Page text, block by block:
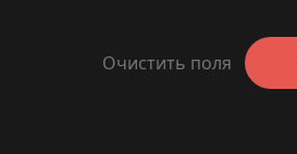
Очистить поля